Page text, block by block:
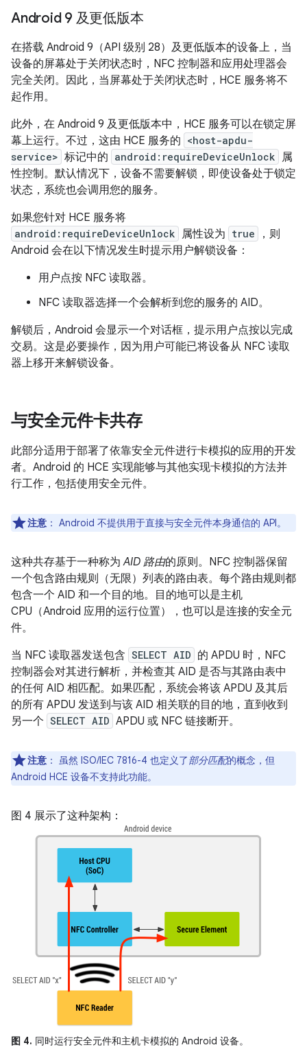
Android 9 及更低版本
在搭载 Android 9（API 级别 28）及更低版本的设备上，当
设备的屏幕处于关闭状态时，NFC 控制器和应用处理器会
完全关闭。因此，当屏幕处于关闭状态时，HCE 服务将不
起作用。
此外，在 Android 9 及更低版本中，HCE 服务可以在锁定屏
幕上运行。不过，这由 HCE 服务的 <host-apdu-
service> 标记中的 android:requireDeviceUnlock 属
性控制。默认情况下，设备不需要解锁，即使设备处于锁定
状态，系统也会调用您的服务。
如果您针对 HCE 服务将
android:requireDeviceUnlock 属性设为 true
，则
Android 会在以下情况发生时提示用户解锁设备：
用户点按 NFC 读取器。
NFC 读取器选择一个会解析到您的服务的 AID。
解锁后，Android 会显示一个对话框，提示用户点按以完成
交易。这是必要操作，因为用户可能已将设备从 NFC 读取
器上移开来解锁设备。
与安全元件卡共存
此部分适用于部署了依靠安全元件进行卡模拟的应用的开发
者。Android 的 HCE 实现能够与其他实现卡模拟的方法并
行工作，包括使用安全元件。
注意 ： Android 不提供用于直接与安全元件本身通信的 API。
这种共存基于一种称为AID 路由的原则。NFC 控制器保留
一个包含路由规则（无限）列表的路由表。每个路由规则都
包含一个 AID 和一个目的地。目的地可以是主机
CPU（Android 应用的运行位置），也可以是连接的安全元
件。
当 NFC 读取器发送包含 SELECT AID 的 APDU 时，NFC
控制器会对其进行解析，并检查其 AID 是否与其路由表中
的任何 AID 相匹配。如果匹配，系统会将该 APDU 及其后
的所有 APDU 发送到与该 AID 相关联的目的地，直到收到
另一个 SELECT AID APDU 或 NFC 链接断开。
注意 ： 虽然 ISO/IEC 7816-4 也定义了部分匹配的概念，但
Android HCE 设备不支持此功能。
图 4 展示了这种架构：
图 4. 同时运行安全元件和主机卡模拟的 Android 设备。